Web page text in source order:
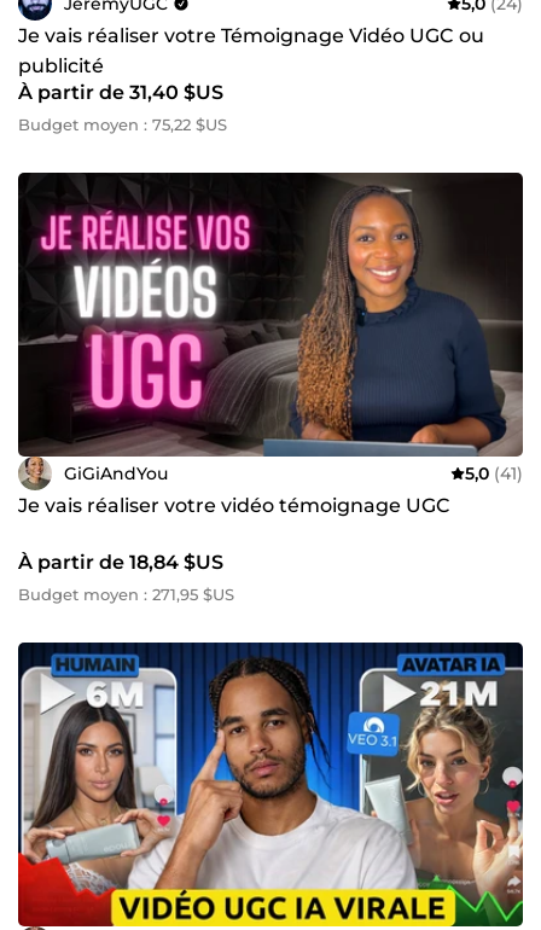
Je vais réaliser votre Témoignage Vidéo UGC ou
publicité
À partir de 31,40 $US
Budget moyen : 75,22 $US
GiGiAndYou 5,0 (41)
Je vais réaliser votre vidéo témoignage UGC
À partir de 18,84 $US
Budget moyen : 271,95 $US